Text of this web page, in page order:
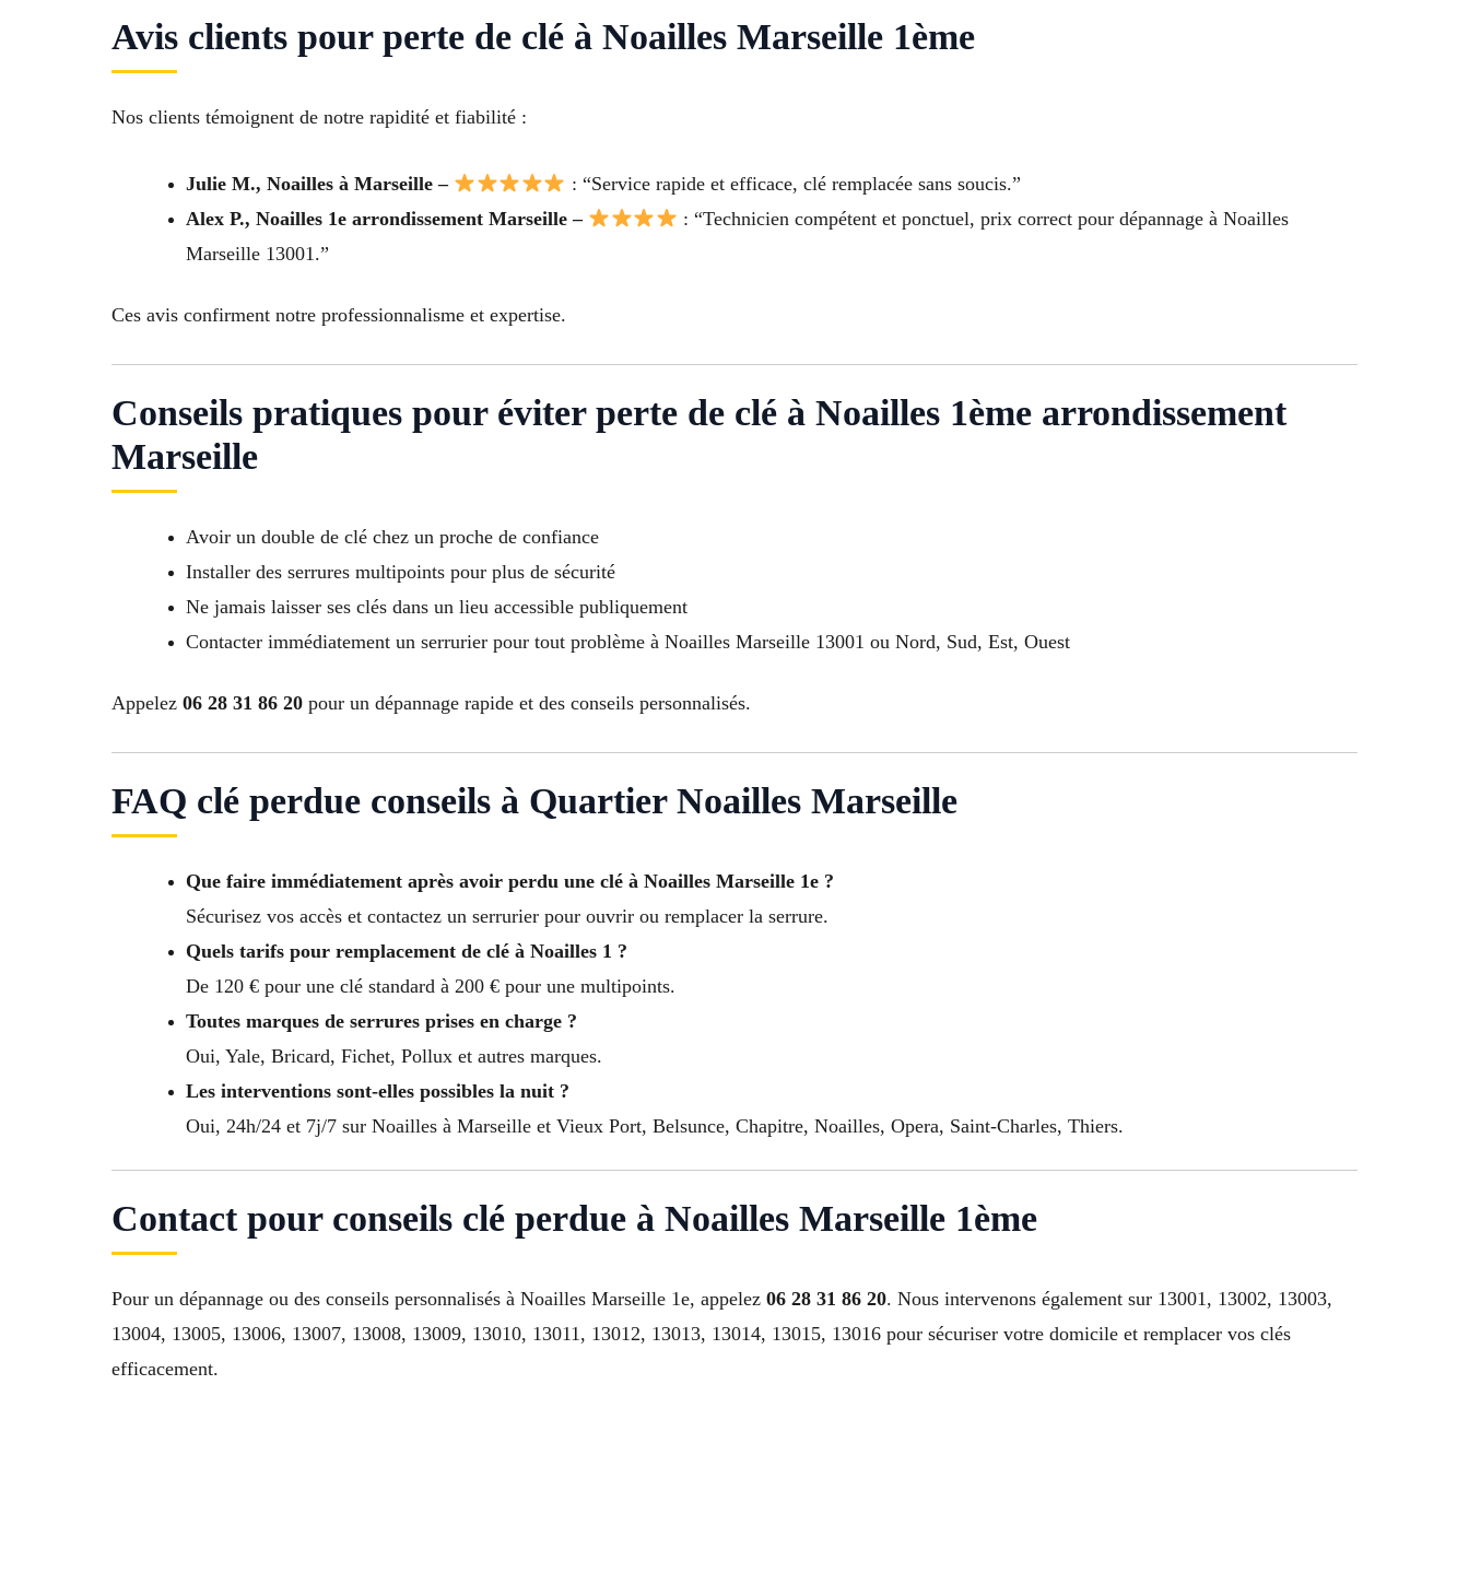
Avis clients pour perte de clé à Noailles Marseille 1ème
Nos clients témoignent de notre rapidité et fiabilité :
Julie M., Noailles à Marseille –
: “Service rapide et efficace, clé remplacée sans soucis.”
Alex P., Noailles 1e arrondissement Marseille –
: “Technicien compétent et ponctuel, prix correct pour dépannage à Noailles
Marseille 13001.”
Ces avis confirment notre professionnalisme et expertise.
Conseils pratiques pour éviter perte de clé à Noailles 1ème arrondissement
Marseille
Avoir un double de clé chez un proche de confiance
Installer des serrures multipoints pour plus de sécurité
Ne jamais laisser ses clés dans un lieu accessible publiquement
Contacter immédiatement un serrurier pour tout problème à Noailles Marseille 13001 ou Nord, Sud, Est, Ouest
Appelez 06 28 31 86 20 pour un dépannage rapide et des conseils personnalisés.
FAQ clé perdue conseils à Quartier Noailles Marseille
Que faire immédiatement après avoir perdu une clé à Noailles Marseille 1e ?
Sécurisez vos accès et contactez un serrurier pour ouvrir ou remplacer la serrure.
Quels tarifs pour remplacement de clé à Noailles 1 ?
De 120 € pour une clé standard à 200 € pour une multipoints.
Toutes marques de serrures prises en charge ?
Oui, Yale, Bricard, Fichet, Pollux et autres marques.
Les interventions sont-elles possibles la nuit ?
Oui, 24h/24 et 7j/7 sur Noailles à Marseille et Vieux Port, Belsunce, Chapitre, Noailles, Opera, Saint-Charles, Thiers.
Contact pour conseils clé perdue à Noailles Marseille 1ème
Pour un dépannage ou des conseils personnalisés à Noailles Marseille 1e, appelez 06 28 31 86 20. Nous intervenons également sur 13001, 13002, 13003,
13004, 13005, 13006, 13007, 13008, 13009, 13010, 13011, 13012, 13013, 13014, 13015, 13016 pour sécuriser votre domicile et remplacer vos clés
efficacement.